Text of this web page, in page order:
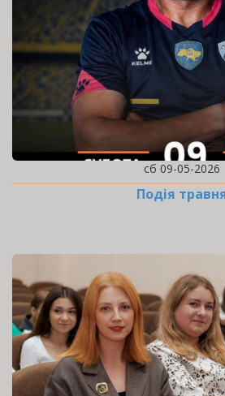
сб 09-05-2026
Подія